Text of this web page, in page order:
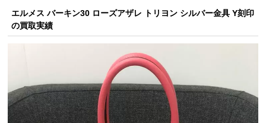
今すぐ電話査定
受付時間 10:00～19:00
なんば店
中野ブロードウェイ
エルメス バーキン30 ローズアザレ トリヨン シルバー金具 Y刻印
の買取実績